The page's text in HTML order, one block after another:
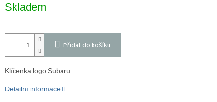
cena:
Skladem
Přidat do košíku
Klíčenka logo Subaru
Detailní informace